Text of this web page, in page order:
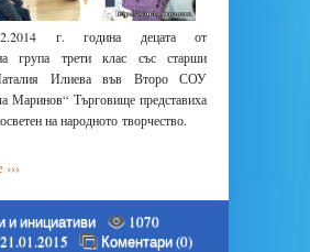
г. година децата от
група трети клас със старши
Илиева във Второ СОУ
Маринов“ Търговище представиха
на народното творчество.
и инициативи
1070
21.01.2015 Коментари (0)